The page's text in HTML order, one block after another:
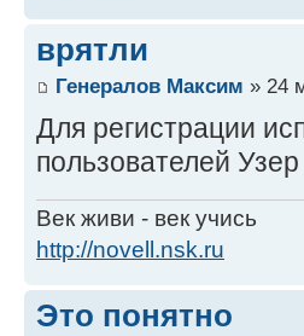
врятли
Генералов Максим » 24
Для регистрации
пользователей
Век живи - век учись
http://novell.nsk.ru
Это понятно